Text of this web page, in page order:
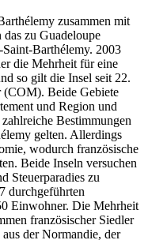
zusammen mit
zu Guadeloupe
Barthélemy. 2003
die Mehrheit für eine
so gilt die Insel seit 22.
(COM). Beide Gebiete
und Region und
Bestimmungen
gelten. Allerdings
wodurch französische
Beide Inseln versuchen
Steuerparadies zu
durchgeführten
Einwohner. Die Mehrheit
französischer Siedler
der Normandie, der